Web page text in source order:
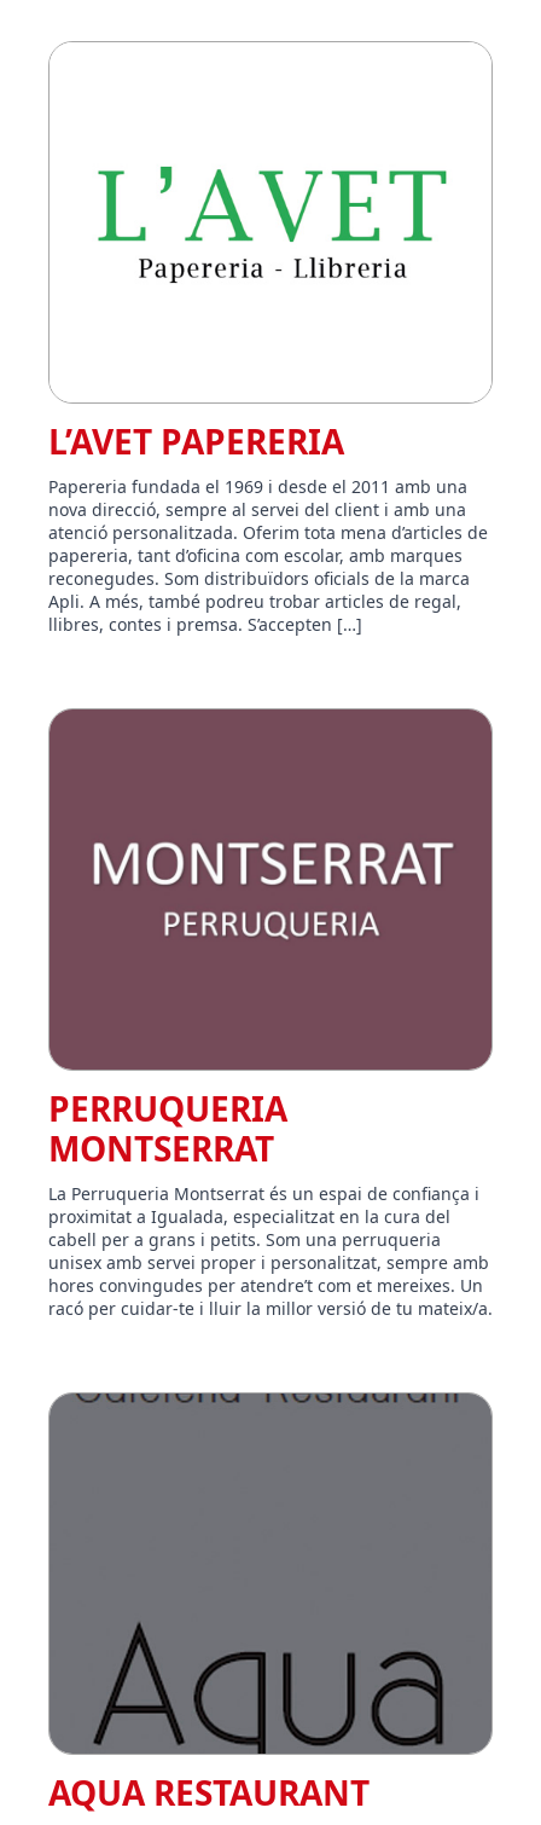
L’AVET PAPERERIA
Papereria fundada el 1969 i desde el 2011 amb una
nova direcció, sempre al servei del client i amb una
atenció personalitzada. Oferim tota mena d’articles de
papereria, tant d’oficina com escolar, amb marques
reconegudes. Som distribuïdors oficials de la marca
Apli. A més, també podreu trobar articles de regal,
llibres, contes i premsa. S’accepten […]
PERRUQUERIA
MONTSERRAT
La Perruqueria Montserrat és un espai de confiança i
proximitat a Igualada, especialitzat en la cura del
cabell per a grans i petits. Som una perruqueria
unisex amb servei proper i personalitzat, sempre amb
hores convingudes per atendre’t com et mereixes. Un
racó per cuidar-te i lluir la millor versió de tu mateix/a.
AQUA RESTAURANT